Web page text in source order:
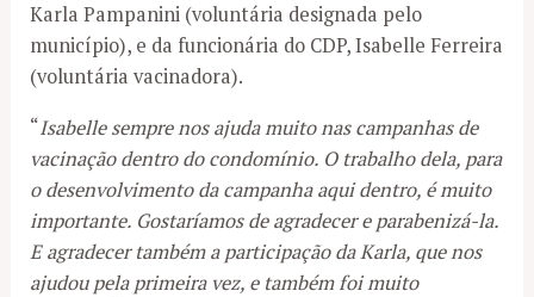
Karla Pampanini (voluntária designada pelo
município), e da funcionária do CDP, Isabelle Ferreira
(voluntária vacinadora).
“Isabelle sempre nos ajuda muito nas campanhas de
vacinação dentro do condomínio. O trabalho dela, para
o desenvolvimento da campanha aqui dentro, é muito
importante. Gostaríamos de agradecer e parabenizá-la.
E agradecer também a participação da Karla, que nos
ajudou pela primeira vez, e também foi muito